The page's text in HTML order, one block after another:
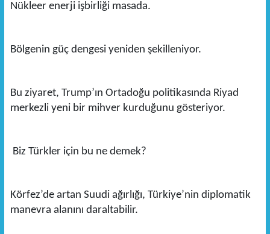
Nükleer enerji işbirliği masada.
Bölgenin güç dengesi yeniden şekilleniyor.
Bu ziyaret, Trump’ın Ortadoğu politikasında Riyad
merkezli yeni bir mihver kurduğunu gösteriyor.
Biz Türkler için bu ne demek?
Körfez’de artan Suudi ağırlığı, Türkiye’nin diplomatik
manevra alanını daraltabilir.